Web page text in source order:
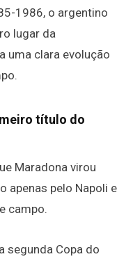
1986, o argentino
lugar da
uma clara evolução
título do
Maradona virou
apenas pelo Napoli e
campo.
segunda Copa do